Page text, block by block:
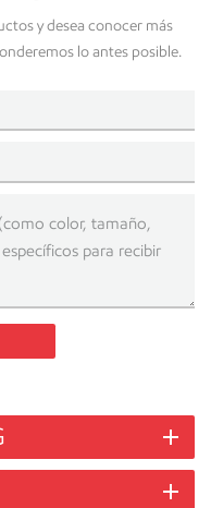
y desea conocer más
lo antes posible.